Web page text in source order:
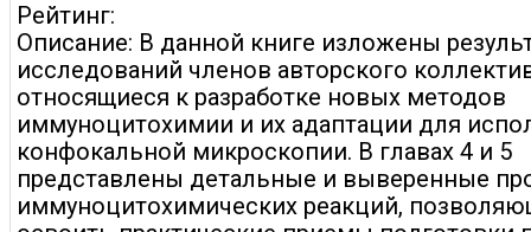
Рейтинг:
Описание: В данной книге изложены
исследований членов авторского
относящиеся к разработке новых методов
иммуноцитохимии и их адаптации для
конфокальной микроскопии. В главах 4 и 5
представлены детальные и выверенные
иммуноцитохимических реакций,